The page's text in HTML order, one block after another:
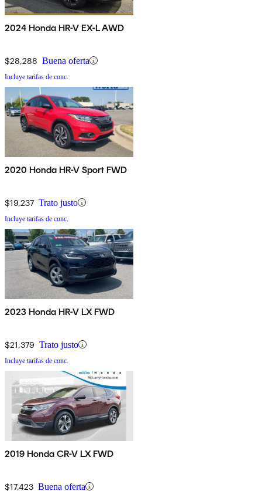
2024 Honda HR-V EX-L AWD
$28,288 Buena oferta
Incluye tarifas de conc.
2020 Honda HR-V Sport FWD
$19,237 Trato justo
Incluye tarifas de conc.
2023 Honda HR-V LX FWD
$21,379 Trato justo
Incluye tarifas de conc.
2019 Honda CR-V LX FWD
$17,423 Buena oferta